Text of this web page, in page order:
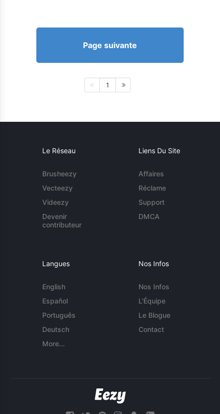
Page suivante
1
Le Réseau
Brusheezy
Vecteezy
Videezy
Devenir
contributeur
Liens Du Site
Affaires
Réclame
Support
DMCA
Langues
English
Español
Português
Deutsch
More...
Nos Infos
Nos Infos
L'Équipe
Le Blogue
Contact